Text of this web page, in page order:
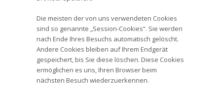
Die meisten der von uns verwendeten Cookies
sind so genannte „Session-Cookies“. Sie werden
nach Ende Ihres Besuchs automatisch gelöscht.
Andere Cookies bleiben auf Ihrem Endgerät
gespeichert, bis Sie diese löschen. Diese Cookies
ermöglichen es uns, Ihren Browser beim
nächsten Besuch wiederzuerkennen.